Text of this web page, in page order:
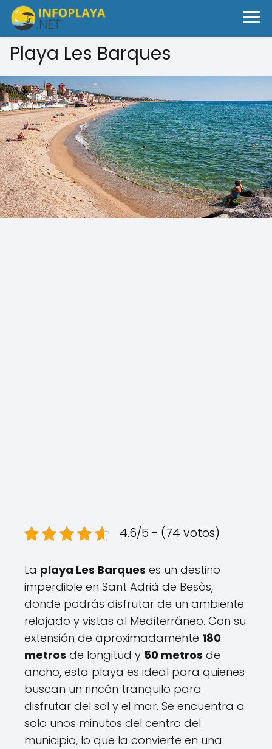
Playa Les Barques
4.6/5 - (74 votos)
La playa Les Barques es un destino
imperdible en Sant Adrià de Besòs,
donde podrás disfrutar de un ambiente
relajado y vistas al Mediterráneo. Con su
extensión de aproximadamente 180
metros de longitud y 50 metros de
ancho, esta playa es ideal para quienes
buscan un rincón tranquilo para
disfrutar del sol y el mar. Se encuentra a
solo unos minutos del centro del
municipio, lo que la convierte en una